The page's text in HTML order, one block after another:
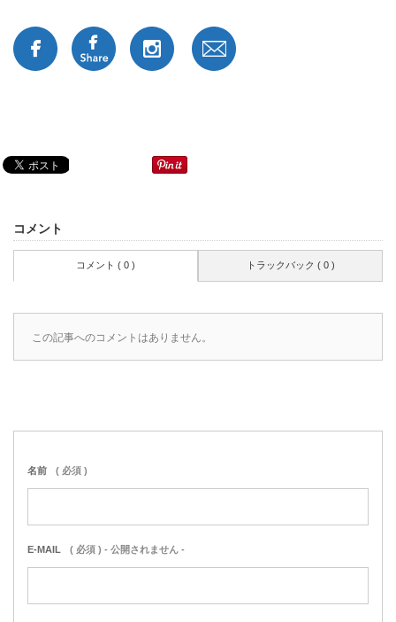
コメント
コメント ( 0 ) トラックバック ( 0 )
この記事へのコメントはありません。
名前 ( 必須 )
E-MAIL ( 必須 ) - 公開されません -